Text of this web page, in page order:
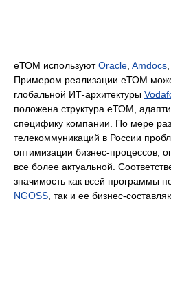
еТОМ используютOracle, Amdocs
Примером реализации еТОМ
глобальной ИТ-архитектуры
положена структура еТОМ,
специфику компании. По мере
телекоммуникаций в России
оптимизации бизнес-процессов,
все более актуальной.
значимость как всей программы
NGOSS, так и ее бизнес-